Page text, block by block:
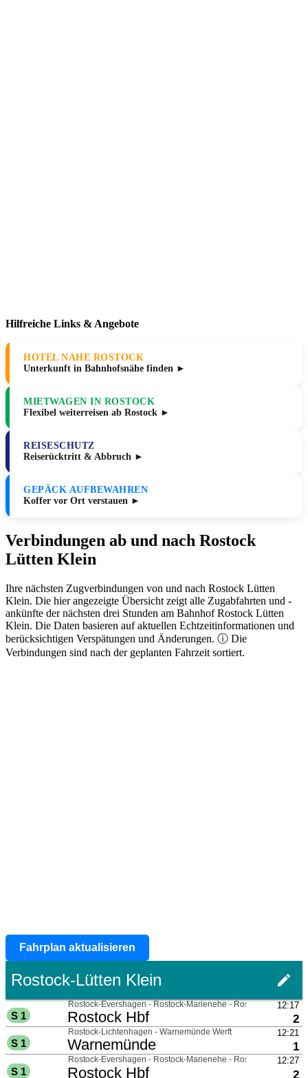
Hilfreiche Links & Angebote
HOTEL NAHE ROSTOCK
Unterkunft in Bahnhofsnähe finden ►
MIETWAGEN IN ROSTOCK
Flexibel weiterreisen ab Rostock ►
REISESCHUTZ
Reiserücktritt & Abbruch ►
GEPÄCK AUFBEWAHREN
Koffer vor Ort verstauen ►
Verbindungen ab und nach Rostock
Lütten Klein
Ihre nächsten Zugverbindungen von und nach Rostock Lütten
Klein. Die hier angezeigte Übersicht zeigt alle Zugabfahrten und -
ankünfte der nächsten drei Stunden am Bahnhof Rostock Lütten
Klein. Die Daten basieren auf aktuellen Echtzeitinformationen und
berücksichtigen Verspätungen und Änderungen. ⓘ Die
Verbindungen sind nach der geplanten Fahrzeit sortiert.
Fahrplan aktualisieren